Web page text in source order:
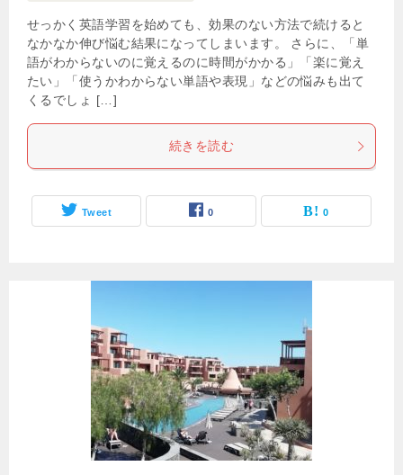
せっかく英語学習を始めても、効果のない方法で続けると
なかなか伸び悩む結果になってしまいます。 さらに、「単
語がわからないのに覚えるのに時間がかかる」「楽に覚え
たい」「使うかわからない単語や表現」などの悩みも出て
くるでしょ […]
続きを読む
Tweet 0 0